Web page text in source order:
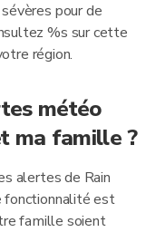
pour de
%s sur cette
région.
météo
ma famille ?
alertes de Rain
fonctionnalité est
famille soient